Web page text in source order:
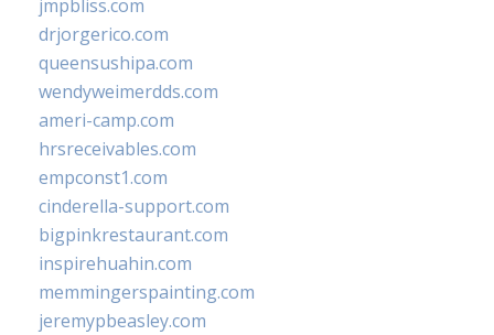
jmpbliss.com
drjorgerico.com
queensushipa.com
wendyweimerdds.com
ameri-camp.com
hrsreceivables.com
empconst1.com
cinderella-support.com
bigpinkrestaurant.com
inspirehuahin.com
memmingerspainting.com
jeremypbeasley.com